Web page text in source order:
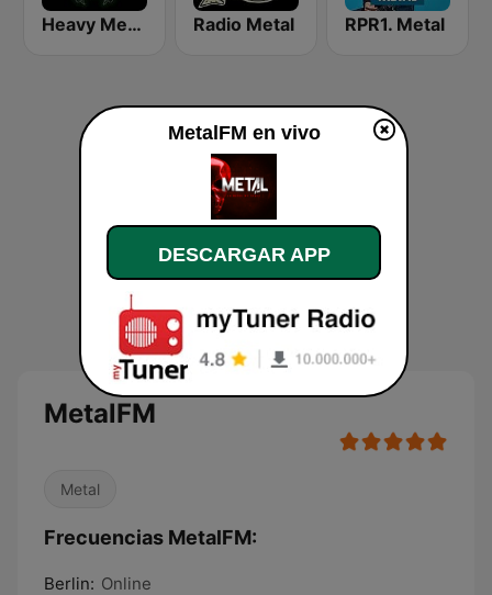
Heavy Metal Radio Radio Metal RPR1. Metal
MetalFM
Metal
Frecuencias MetalFM:
Berlin: Online
MetalFM en vivo
DESCARGAR APP